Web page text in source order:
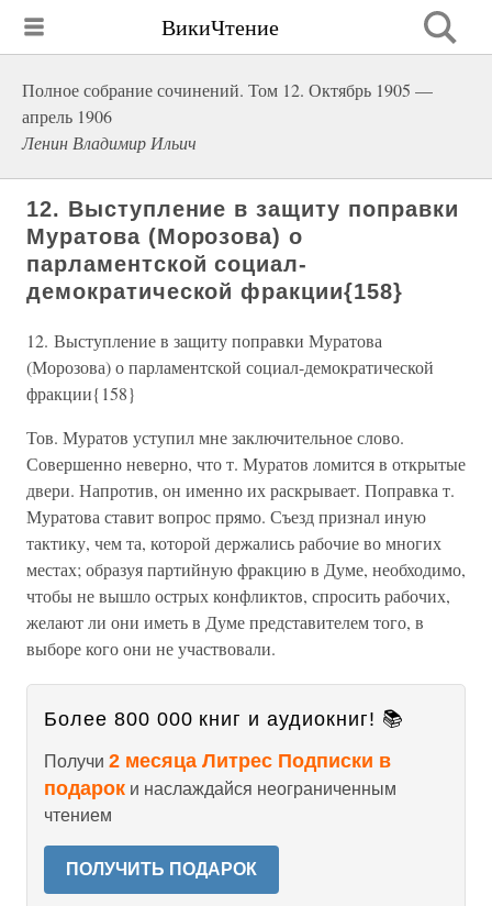
ВикиЧтение
Полное собрание сочинений. Том 12. Октябрь 1905 —
апрель 1906
Ленин Владимир Ильич
12. Выступление в защиту поправки
Муратова (Морозова) о
парламентской социал-
демократической фракции{158}
12. Выступление в защиту поправки Муратова
(Морозова) о парламентской социал-демократической
фракции{158}
Тов. Муратов уступил мне заключительное слово.
Совершенно неверно, что т. Муратов ломится в открытые
двери. Напротив, он именно их раскрывает. Поправка т.
Муратова ставит вопрос прямо. Съезд признал иную
тактику, чем та, которой держались рабочие во многих
местах; образуя партийную фракцию в Думе, необходимо,
чтобы не вышло острых конфликтов, спросить рабочих,
желают ли они иметь в Думе представителем того, в
выборе кого они не участвовали.
Более 800 000 книг и аудиокниг! 📚
Получи 2 месяца Литрес Подписки в
подарок и наслаждайся неограниченным
чтением
ПОЛУЧИТЬ ПОДАРОК